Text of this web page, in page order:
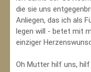
die sie uns
Anliegen, das ich als
legen will - betet mit
einziger
Oh Mutter hilf uns,